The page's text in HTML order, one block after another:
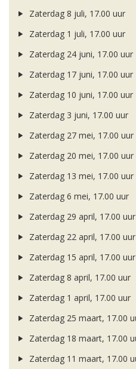
Zaterdag 8 juli, 17.00 uur
Zaterdag 1 juli, 17.00 uur
Zaterdag 24 juni, 17.00 uur
Zaterdag 17 juni, 17.00 uur
Zaterdag 10 juni, 17.00 uur
Zaterdag 3 juni, 17.00 uur
Zaterdag 27 mei, 17.00 uur
Zaterdag 20 mei, 17.00 uur
Zaterdag 13 mei, 17.00 uur
Zaterdag 6 mei, 17.00 uur
Zaterdag 29 april, 17.00 uur
Zaterdag 22 april, 17.00 uur
Zaterdag 15 april, 17.00 uur
Zaterdag 8 april, 17.00 uur
Zaterdag 1 april, 17.00 uur
Zaterdag 25 maart, 17.00
Zaterdag 18 maart, 17.00
Zaterdag 11 maart, 17.00